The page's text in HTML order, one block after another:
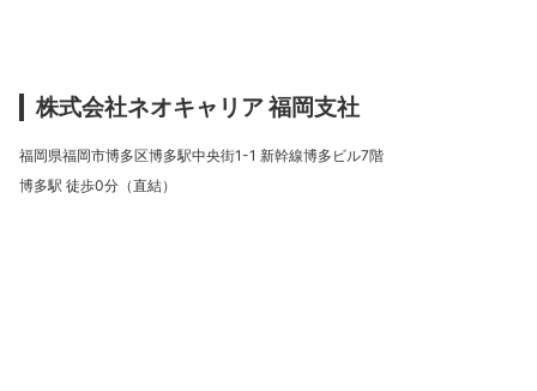
株式会社ネオキャリア 福岡支社
福岡県福岡市博多区博多駅中央街1-1 新幹線博多ビル7階
博多駅 徒歩0分（直結）